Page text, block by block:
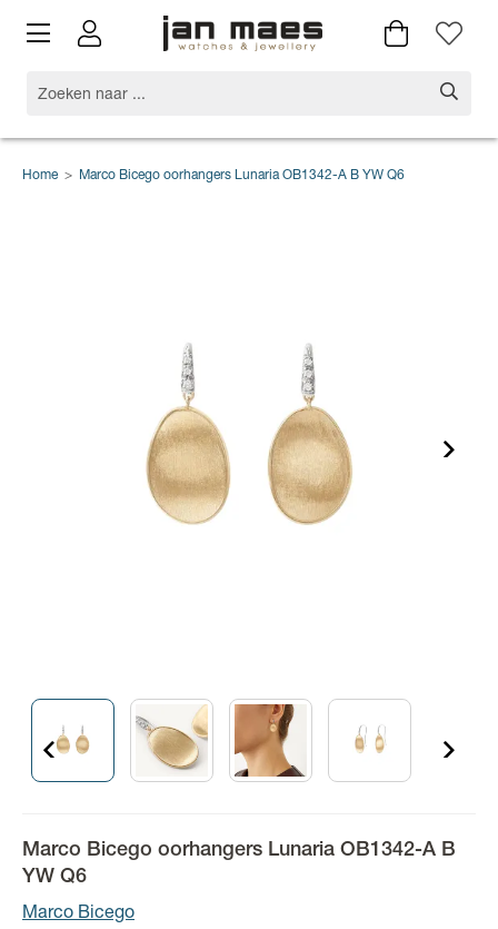
Home > Marco Bicego oorhangers Lunaria OB1342-A B YW Q6
Marco Bicego oorhangers Lunaria OB1342-A B
YW Q6
Marco Bicego